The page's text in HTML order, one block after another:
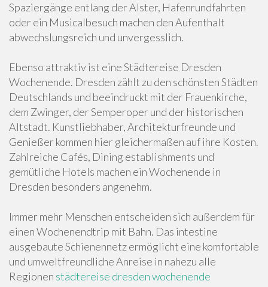
Spaziergänge entlang der Alster, Hafenrundfahrten
oder ein Musicalbesuch machen den Aufenthalt
abwechslungsreich und unvergesslich.
Ebenso attraktiv ist eine Städtereise Dresden
Wochenende. Dresden zählt zu den schönsten Städten
Deutschlands und beeindruckt mit der Frauenkirche,
dem Zwinger, der Semperoper und der historischen
Altstadt. Kunstliebhaber, Architekturfreunde und
Genießer kommen hier gleichermaßen auf ihre Kosten.
Zahlreiche Cafés, Dining establishments und
gemütliche Hotels machen ein Wochenende in
Dresden besonders angenehm.
Immer mehr Menschen entscheiden sich außerdem für
einen Wochenendtrip mit Bahn. Das intestine
ausgebaute Schienennetz ermöglicht eine komfortable
und umweltfreundliche Anreise in nahezu alle
Regionen städtereise dresden wochenende